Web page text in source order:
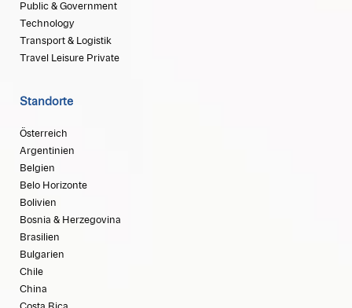
Public & Government
Technology
Transport & Logistik
Travel Leisure Private
Standorte
Österreich
Argentinien
Belgien
Belo Horizonte
Bolivien
Bosnia & Herzegovina
Brasilien
Bulgarien
Chile
China